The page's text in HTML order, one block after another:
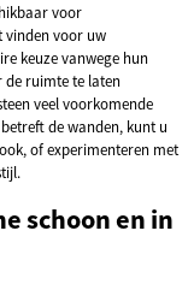
voor
vinden voor uw
keuze vanwege hun
ruimte te laten
veel voorkomende
de wanden, kunt u
of experimenteren met
schoon en in